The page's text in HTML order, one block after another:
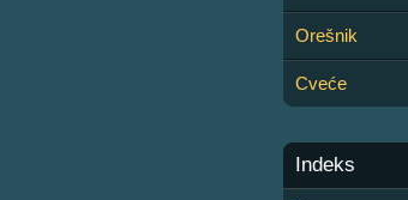
Orešnik
Cveće
Indeks